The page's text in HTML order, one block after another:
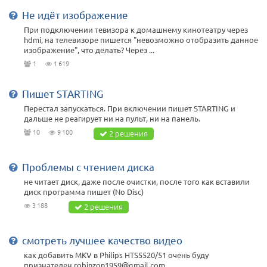
Не идёт изображение
При подключении тевизора к домашнему кинотеатру через
hdmi, на телевизоре пишется "невозможно отобразить данное
изображение", что делать? Через ...
1 1 619
Пишет STARTING
Перестал запускаться. При включении пишет STARTING и
дальше не реагирует ни на пульт, ни на панель.
10 9 100 2 решения
Проблемы с чтением диска
не читает диск, даже после очистки, после того как вставили
диск программа пишет (No Disc)
3 188 2 решения
смотреть лучшее качество видео
как добавить MKV в Philips HTS5520/51 очень буду
признателен robinzon1959@gmail.com